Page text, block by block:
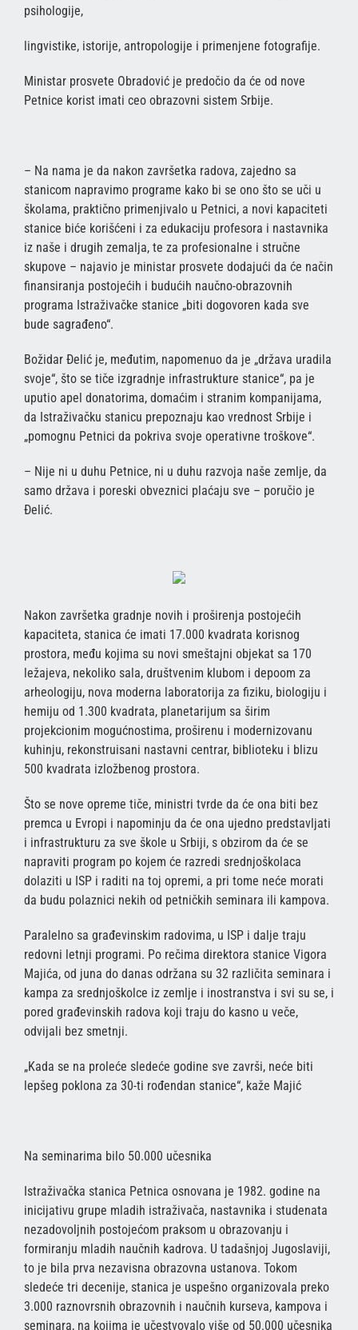
psihologije,
lingvistike, istorije, antropologije i primenjene fotografije.
Ministar prosvete Obradović je predočio da će od nove
Petnice korist imati ceo obrazovni sistem Srbije.
– Na nama je da nakon završetka radova, zajedno sa
stanicom napravimo programe kako bi se ono što se uči u
školama, praktično primenjivalo u Petnici, a novi kapaciteti
stanice biće korišćeni i za edukaciju profesora i nastavnika
iz naše i drugih zemalja, te za profesionalne i stručne
skupove – najavio je ministar prosvete dodajući da će način
finansiranja postojećih i budućih naučno-obrazovnih
programa Istraživačke stanice „biti dogovoren kada sve
bude sagrađeno“.
Božidar Đelić je, međutim, napomenuo da je „država uradila
svoje“, što se tiče izgradnje infrastrukture stanice“, pa je
uputio apel donatorima, domaćim i stranim kompanijama,
da Istraživačku stanicu prepoznaju kao vrednost Srbije i
„pomognu Petnici da pokriva svoje operativne troškove“.
– Nije ni u duhu Petnice, ni u duhu razvoja naše zemlje, da
samo država i poreski obveznici plaćaju sve – poručio je
Đelić.
Nakon završetka gradnje novih i proširenja postojećih
kapaciteta, stanica će imati 17.000 kvadrata korisnog
prostora, među kojima su novi smeštajni objekat sa 170
ležajeva, nekoliko sala, društvenim klubom i depoom za
arheologiju, nova moderna laboratorija za fiziku, biologiju i
hemiju od 1.300 kvadrata, planetarijum sa širim
projekcionim mogućnostima, proširenu i modernizovanu
kuhinju, rekonstruisani nastavni centrar, biblioteku i blizu
500 kvadrata izložbenog prostora.
Što se nove opreme tiče, ministri tvrde da će ona biti bez
premca u Evropi i napominju da će ona ujedno predstavljati
i infrastrukturu za sve škole u Srbiji, s obzirom da će se
napraviti program po kojem će razredi srednjoškolaca
dolaziti u ISP i raditi na toj opremi, a pri tome neće morati
da budu polaznici nekih od petničkih seminara ili kampova.
Paralelno sa građevinskim radovima, u ISP i dalje traju
redovni letnji programi. Po rečima direktora stanice Vigora
Majića, od juna do danas održana su 32 različita seminara i
kampa za srednjoškolce iz zemlje i inostranstva i svi su se, i
pored građevinskih radova koji traju do kasno u veče,
odvijali bez smetnji.
„Kada se na proleće sledeće godine sve završi, neće biti
lepšeg poklona za 30-ti rođendan stanice“, kaže Majić
Na seminarima bilo 50.000 učesnika
Istraživačka stanica Petnica osnovana je 1982. godine na
inicijativu grupe mladih istraživača, nastavnika i studenata
nezadovoljnih postojećom praksom u obrazovanju i
formiranju mladih naučnih kadrova. U tadašnjoj Jugoslaviji,
to je bila prva nezavisna obrazovna ustanova. Tokom
sledeće tri decenije, stanica je uspešno organizovala preko
3.000 raznovrsnih obrazovnih i naučnih kurseva, kampova i
seminara, na kojima je učestvovalo više od 50.000 učesnika